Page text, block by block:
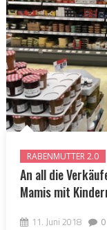
RABENMUTTER 2.0
An all die
Mamis mit
11. Juni 2018 0